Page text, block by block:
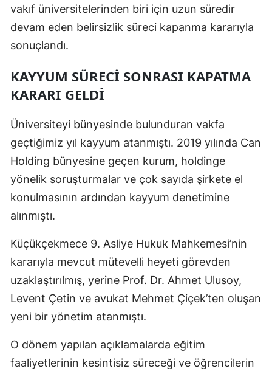
vakıf üniversitelerinden biri için uzun süredir
devam eden belirsizlik süreci kapanma kararıyla
sonuçlandı.
KAYYUM SÜRECİ SONRASI KAPATMA
KARARI GELDİ
Üniversiteyi bünyesinde bulunduran vakfa
geçtiğimiz yıl kayyum atanmıştı. 2019 yılında Can
Holding bünyesine geçen kurum, holdinge
yönelik soruşturmalar ve çok sayıda şirkete el
konulmasının ardından kayyum denetimine
alınmıştı.
Küçükçekmece 9. Asliye Hukuk Mahkemesi’nin
kararıyla mevcut mütevelli heyeti görevden
uzaklaştırılmış, yerine Prof. Dr. Ahmet Ulusoy,
Levent Çetin ve avukat Mehmet Çiçek’ten oluşan
yeni bir yönetim atanmıştı.
O dönem yapılan açıklamalarda eğitim
faaliyetlerinin kesintisiz süreceği ve öğrencilerin